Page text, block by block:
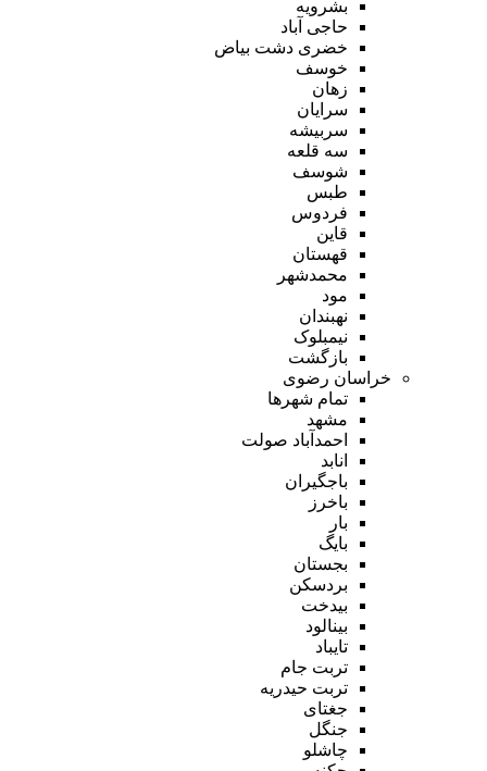
بشرویه
حاجی آباد
خضری دشت بیاض
خوسف
زهان
سرایان
سربیشه
سه قلعه
شوسف
طبس
فردوس
قاین
قهستان
محمدشهر
مود
نهبندان
نیمبلوک
بازگشت
خراسان رضوی
تمام شهر‌ها
مشهد
احمدآباد صولت
انابد
باجگیران
باخرز
بار
بایگ
بجستان
بردسکن
بیدخت
بینالود
تایباد
تربت جام
تربت حیدریه
جغتای
جنگل
چاشلو